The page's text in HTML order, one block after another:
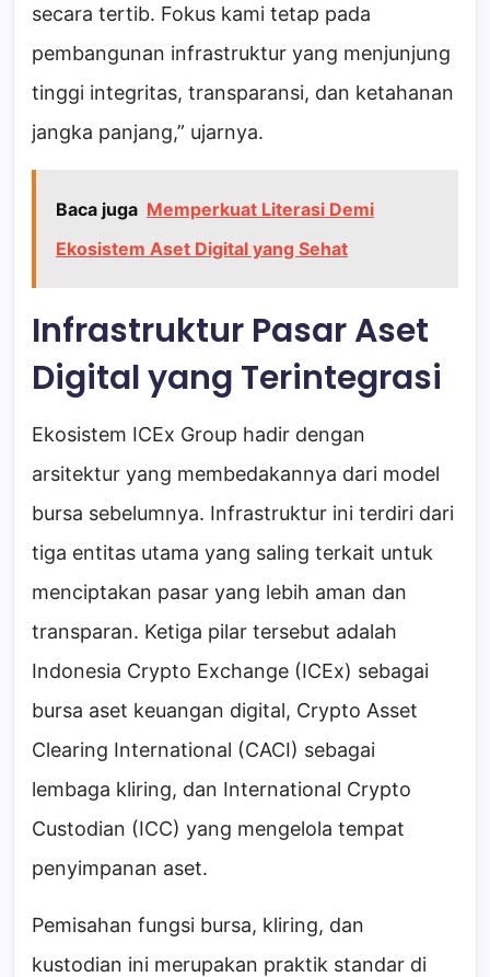
secara tertib. Fokus kami tetap pada
pembangunan infrastruktur yang menjunjung
tinggi integritas, transparansi, dan ketahanan
jangka panjang,” ujarnya.
Baca juga Memperkuat Literasi Demi
Ekosistem Aset Digital yang Sehat
Infrastruktur Pasar Aset
Digital yang Terintegrasi
Ekosistem ICEx Group hadir dengan
arsitektur yang membedakannya dari model
bursa sebelumnya. Infrastruktur ini terdiri dari
tiga entitas utama yang saling terkait untuk
menciptakan pasar yang lebih aman dan
transparan. Ketiga pilar tersebut adalah
Indonesia Crypto Exchange (ICEx) sebagai
bursa aset keuangan digital, Crypto Asset
Clearing International (CACI) sebagai
lembaga kliring, dan International Crypto
Custodian (ICC) yang mengelola tempat
penyimpanan aset.
Pemisahan fungsi bursa, kliring, dan
kustodian ini merupakan praktik standar di